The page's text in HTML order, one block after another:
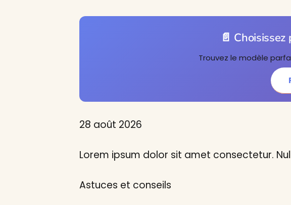
📄
Trouvez le modèle
28 août 2026
Lorem ipsum dolor sit amet consectetur.
Astuces et conseils